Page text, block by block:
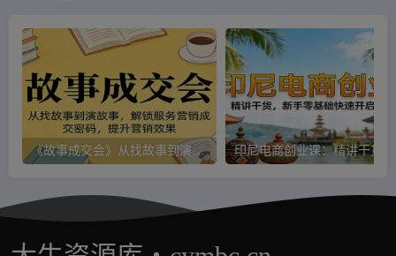
《故事成交会》从找故事到演故事，解锁服务营销成交密码，提升营销效果